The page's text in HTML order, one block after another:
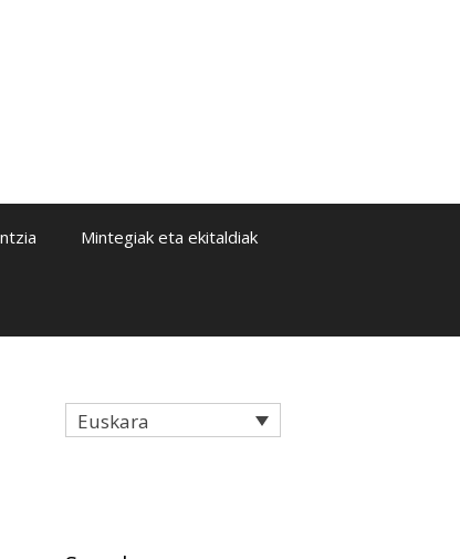
Mintegiak eta ekitaldiak
Euskara